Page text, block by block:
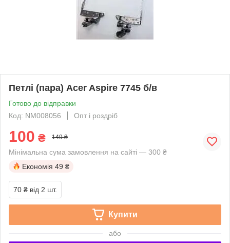
Петлі (пара) Acer Aspire 7745 б/в
Готово до відправки
Код: NM008056
Опт і роздріб
100 ₴ 149 ₴
Мінімальна сума замовлення на сайті — 300 ₴
Економія 49 ₴
70 ₴ від 2 шт.
Купити
або